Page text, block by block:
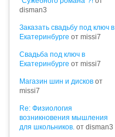
disman3
Заказать свадьбу под ключ в
Екатеринбурге от missi7
Cвадьба под ключ в
Екатеринбурге от missi7
Магазин шин и дисков от
missi7
Re: Физиология
возникновения мышления
для школьников. от disman3